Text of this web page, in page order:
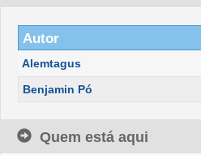
Autor
Alemtagus
Benjamin Pó
Quem está aqui